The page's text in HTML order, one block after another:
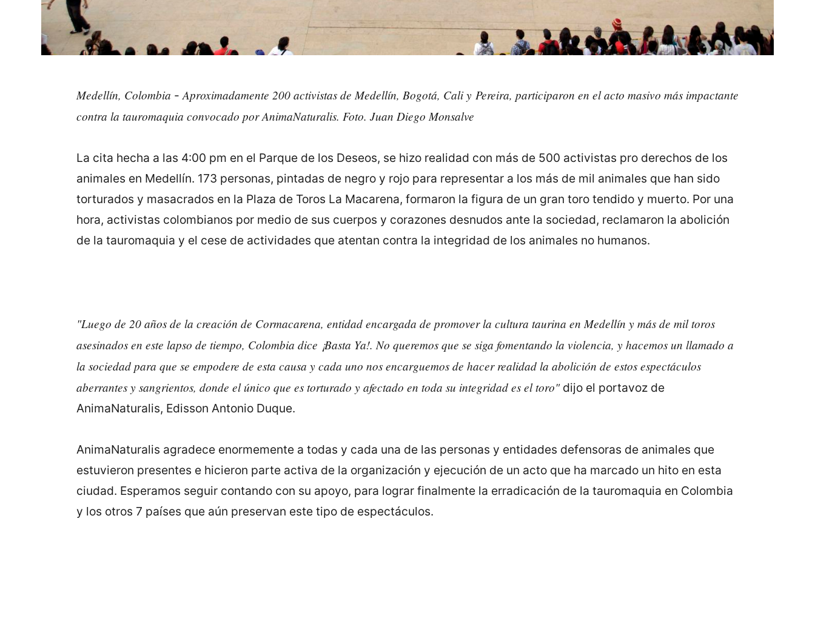
Medellín, Colombia -Aproximadamente 200 activistas de Medellín, Bogotá, Cali y Pereira, participaron en el acto masivo más impactante
contra la tauromaquia convocado por AnimaNaturalis. Foto. Juan Diego Monsalve
La cita hecha a las 4:00 pm en el Parque de los Deseos, se hizo realidad con más de 500 activistas pro derechos de los
animales en Medellín. 173 personas, pintadas de negro y rojo para representar a los más de mil animales que han sido
torturados y masacrados en la Plaza de Toros La Macarena, formaron la figura de un gran toro tendido y muerto. Por una
hora, activistas colombianos por medio de sus cuerpos y corazones desnudos ante la sociedad, reclamaron la abolición
de la tauromaquia y el cese de actividades que atentan contra la integridad de los animales no humanos.
"Luego de 20 años de la creación de Cormacarena, entidad encargada de promover la cultura taurina en Medellín y más de mil toros
asesinados en este lapso de tiempo, Colombia dice ¡Basta Ya!. No queremos que se siga fomentando la violencia, y hacemos un llamado a
la sociedad para que se empodere de esta causa y cada uno nos encarguemos de hacer realidad la abolición de estos espectáculos
aberrantes y sangrientos, donde el único que es torturado y afectado en toda su integridad es el toro" dijo el portavoz de
AnimaNaturalis, Edisson Antonio Duque.
AnimaNaturalis agradece enormemente a todas y cada una de las personas y entidades defensoras de animales que
estuvieron presentes e hicieron parte activa de la organización y ejecución de un acto que ha marcado un hito en esta
ciudad. Esperamos seguir contando con su apoyo, para lograr finalmente la erradicación de la tauromaquia en Colombia
y los otros 7 países que aún preservan este tipo de espectáculos.